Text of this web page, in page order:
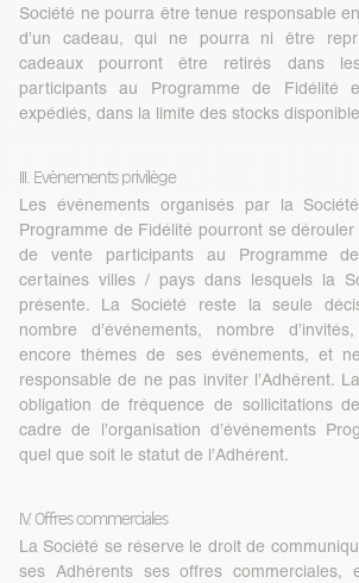
Société ne pourra être tenue responsable
d’un cadeau, qui ne pourra ni être
cadeaux pourront être retirés dans
participants au Programme de Fidélité
expédiés, dans la limite des stocks
III. Evènements privilège
Les événements organisés par la
Programme de Fidélité pourront se
de vente participants au Programme
certaines villes / pays dans lesquels la
présente. La Société reste la seule
nombre d’événements, nombre
encore thèmes de ses événements, et
responsable de ne pas inviter l’Adhérent.
obligation de fréquence de sollicitations
cadre de l’organisation d’événements
quel que soit le statut de l’Adhérent.
IV. Offres commerciales
La Société se réserve le droit de
ses Adhérents ses offres commerciales,